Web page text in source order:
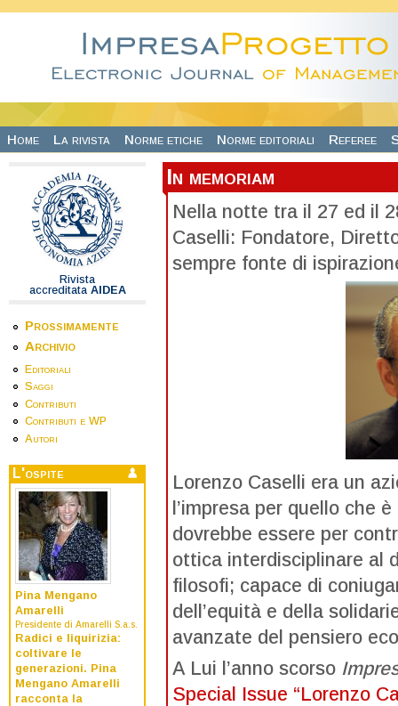
Home La rivista Norme etiche Norme editoriali Referee
Rivista
accreditata AIDEA
Prossimamente
Archivio
Editoriali
Saggi
Contributi
Contributi e WP
Autori
L'ospite
Pina Mengano
Amarelli
Presidente di Amarelli S.a.s.
Radici e liquirizia:
coltivare le
generazioni. Pina
Mengano Amarelli
racconta la
In memoriam
Nella notte tra il 27 ed il
Caselli: Fondatore,
sempre fonte di
Lorenzo Caselli era un
l’impresa per quello che
dovrebbe essere per
ottica interdisciplinare al
filosofi; capace di
dell’equità e della
avanzate del pensiero
A Lui l’anno scorso
Special Issue “Lorenzo